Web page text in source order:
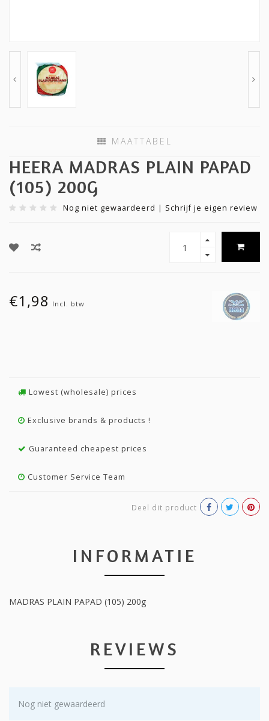
MAATTABEL
HEERA MADRAS PLAIN PAPAD
(105) 200G
Nog niet gewaardeerd | Schrijf je eigen review
€1,98 Incl. btw
Lowest (wholesale) prices
Exclusive brands & products !
Guaranteed cheapest prices
Customer Service Team
Deel dit product
INFORMATIE
MADRAS PLAIN PAPAD (105) 200g
REVIEWS
Nog niet gewaardeerd